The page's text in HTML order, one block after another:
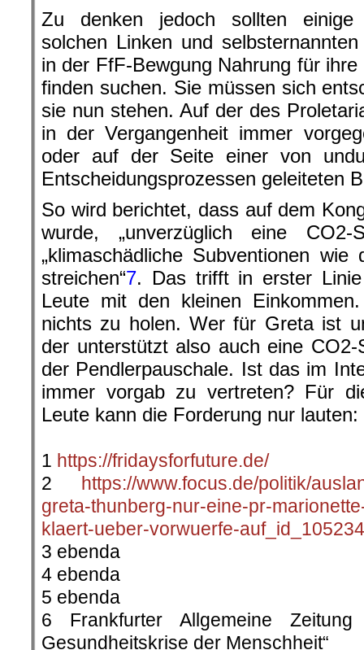
Zu denken jedoch sollten einige
solchen Linken und
in der FfF-Bewgung Nahrung für
finden suchen. Sie müssen sich
sie nun stehen. Auf der des
in der Vergangenheit immer
oder auf der Seite einer von
Entscheidungsprozessen geleiteten
So wird berichtet, dass auf dem
wurde, „unverzüglich eine CO2-
„klimaschädliche Subventionen
streichen“7. Das trifft in erster
Leute mit den kleinen
nichts zu holen. Wer für Greta ist
der unterstützt also auch eine
der Pendlerpauschale. Ist das im
immer vorgab zu vertreten? Für
Leute kann die Forderung nur
1 https://fridaysforfuture.de/
2 https://www.focus.de/politik/
greta-thunberg-nur-eine-pr-
klaert-ueber-vorwuerfe-
3 ebenda
4 ebenda
5 ebenda
6 Frankfurter Allgemeine
Gesundheitskrise der Menschheit“